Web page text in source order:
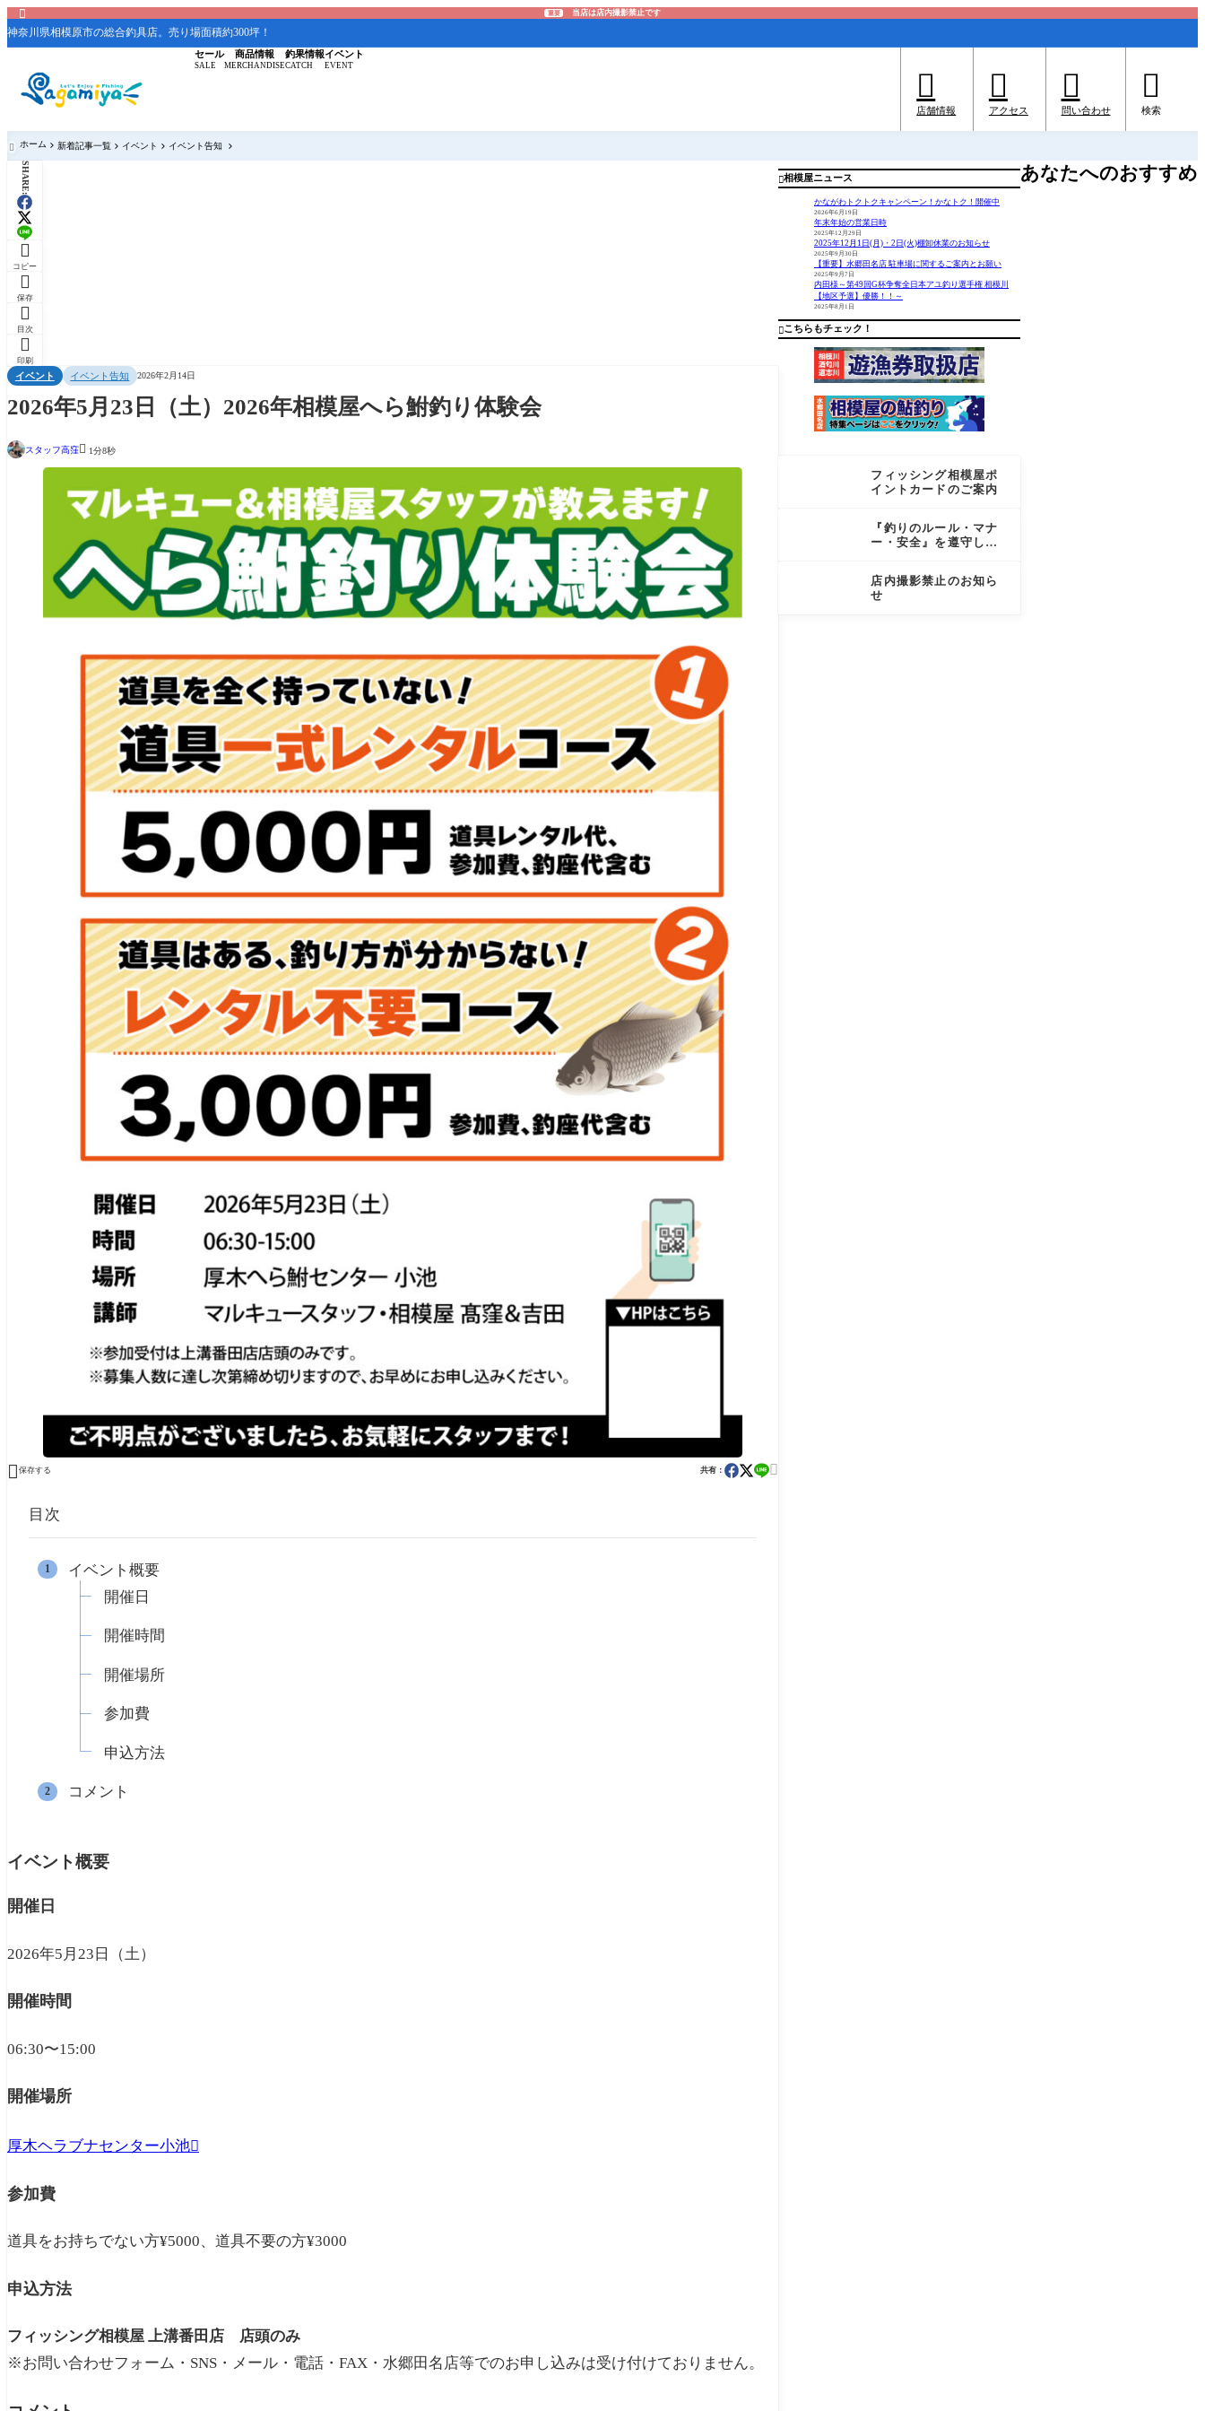
 重要 当店は店内撮影禁止です
神奈川県相模原市の総合釣具店。売り場面積約300坪！
セール
SALE
商品情報
MERCHANDISE
釣果情報
CATCH
イベント
EVENT

店舗情報

アクセス

問い合わせ

検索
 ホーム 新着記事一覧 イベント イベント告知
SHARE:

コピー

保存

目次

印刷
イベント イベント告知 2026年2月14日
2026年5月23日（土）2026年相模屋へら鮒釣り体験会
スタッフ高窪 1分8秒
 保存する 共有： 
目次
イベント概要
開催日
開催時間
開催場所
参加費
申込方法
コメント
イベント概要
開催日
2026年5月23日（土）
開催時間
06:30〜15:00
開催場所
厚木ヘラブナセンター小池
参加費
道具をお持ちでない方¥5000、道具不要の方¥3000
申込方法
フィッシング相模屋 上溝番田店 店頭のみ
※お問い合わせフォーム・SNS・メール・電話・FAX・水郷田名店等でのお申し込みは受け付けておりません。
相模屋ニュース
かながわトクトクキャンペーン！かなトク！開催中
2026年6月19日
年末年始の営業日時
2025年12月29日
2025年12月1日(月)・2日(火)棚卸休業のお知らせ
2025年9月30日
【重要】水郷田名店 駐車場に関するご案内とお願い
2025年9月7日
内田様～第49回G杯争奪全日本アユ釣り選手権 相模川
【地区予選】優勝！！～
2025年8月1日
こちらもチェック！
フィッシング相模屋ポ
イントカードのご案内
『釣りのルール・マナ
ー・安全』を遵守しま
店内撮影禁止のお知ら
せ
あなたへのおすすめ